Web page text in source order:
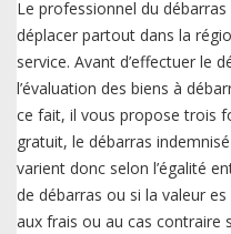
Le professionnel du
déplacer partout dans la
service. Avant d’effectuer le
l’évaluation des biens à
ce fait, il vous propose trois
gratuit, le débarras
varient donc selon l’égalité
de débarras ou si la valeur
aux frais ou au cas contraire